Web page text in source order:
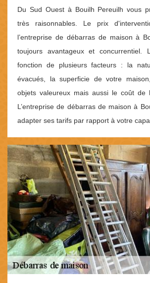
Du Sud Ouest à Bouilh Pereuilh vous
très raisonnables. Le prix
l’entreprise de débarras de maison à
toujours avantageux et concurrentiel.
fonction de plusieurs facteurs : la
évacués, la superficie de votre
objets valeureux mais aussi le coût de
L’entreprise de débarras de maison à
adapter ses tarifs par rapport à votre